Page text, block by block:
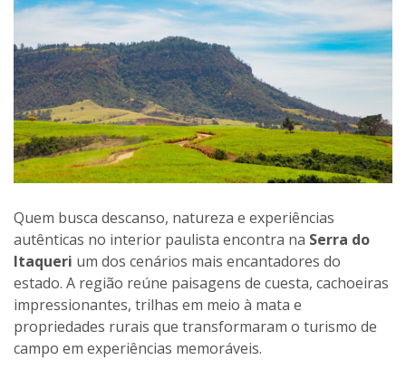
Quem busca descanso, natureza e experiências
autênticas no interior paulista encontra na Serra do
Itaqueri um dos cenários mais encantadores do
estado. A região reúne paisagens de cuesta, cachoeiras
impressionantes, trilhas em meio à mata e
propriedades rurais que transformaram o turismo de
campo em experiências memoráveis.